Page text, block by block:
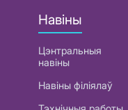
Навіны
Цэнтральныя
навіны
Навіны філіялаў